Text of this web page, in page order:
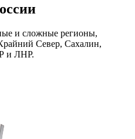
и сложные регионы,
Север, Сахалин,
и ЛНР.